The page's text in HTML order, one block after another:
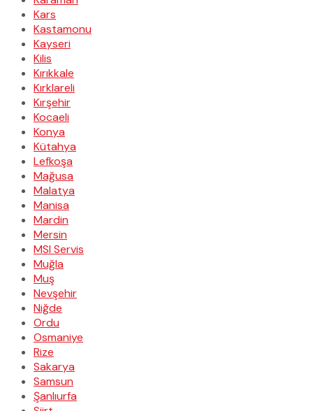
Kars
Kastamonu
Kayseri
Kilis
Kırıkkale
Kırklareli
Kırşehir
Kocaeli
Konya
Kütahya
Lefkoşa
Mağusa
Malatya
Manisa
Mardin
Mersin
MSI Servis
Muğla
Muş
Nevşehir
Niğde
Ordu
Osmaniye
Rize
Sakarya
Samsun
Şanlıurfa